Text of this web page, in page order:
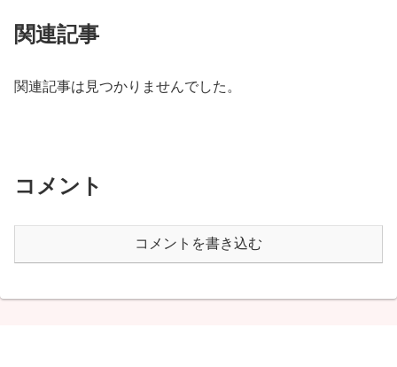
関連記事
関連記事は見つかりませんでした。
コメント
コメントを書き込む